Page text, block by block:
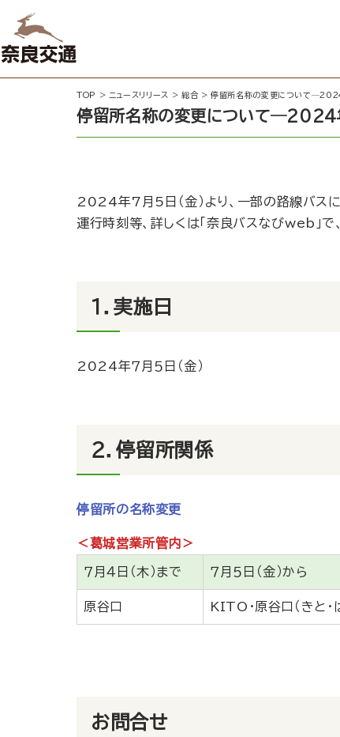
TOP > ニュースリリース > 総合>停留所名称の変更について
停留所名称の変更について─2024
2024年7月5日（金）より、一部の路線バス
運行時刻等、詳しくは「奈良バスなびweb 」
１．実施日
2024年７月５日（金）
２．停留所関係
停留所の名称変更
＜葛城営業所管内＞
７月４日（木）まで ７月５日（金）から
原谷口 KITO・原谷口（きと・
お問合せ